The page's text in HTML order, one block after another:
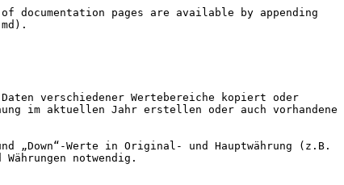
pages are available by appending
verschiedener Wertebereiche kopiert oder
im aktuellen Jahr erstellen oder auch vorhandene
„Down“-Werte in Original- und Hauptwährung (z.B.
notwendig.